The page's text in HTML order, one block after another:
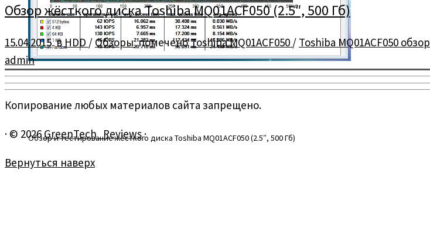
Обзор и тестирование жёсткого диска Toshiba MQ01ACF050 (2.5″, 500 Гб)
Обзор жёсткого диска Toshiba MQ01ACF050 (2.5″, 500 Гб)
15.04.2015в HDD / ОбзорыпомеченоToshiba MQ01ACF050 / Toshiba MQ01ACF050 обзор
admin
Копирование любых материалов сайта запрещено.
· © 2026GreenTech_Reviews·
Вернуться наверх